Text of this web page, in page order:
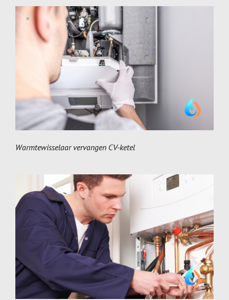
Warmtewisselaar vervangen CV-ketel